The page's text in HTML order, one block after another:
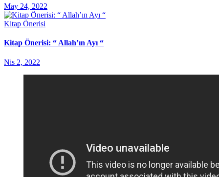
May 24, 2022
Kitap Önerisi
Kitap Önerisi: “ Allah’ın Ayı “
Nis 2, 2022